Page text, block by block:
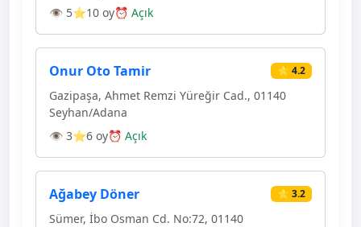
👁 5⭐10 oy⏰ Açık
Onur Oto Tamir ⭐ 4.2
Gazipaşa, Ahmet Remzi Yüreğir Cad., 01140
Seyhan/Adana
👁 3⭐6 oy⏰ Açık
Ağabey Döner ⭐ 3.2
Sümer, İbo Osman Cd. No:72, 01140